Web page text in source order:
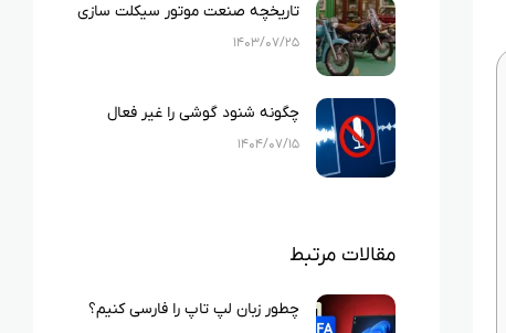
تاریخچه صنعت موتور سیکلت سازی
در ایران
۱۴۰۳/۰۷/۲۵
چگونه شنود گوشی را غیر فعال
کنیم؟
۱۴۰۴/۰۷/۱۵
مقالات مرتبط
چطور زبان لپ تاپ را فارسی کنیم؟